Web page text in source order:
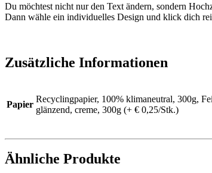
Du möchtest nicht nur den Text ändern, sondern
Dann wähle ein individuelles Design und klick dich
Zusätzliche Informationen
Papier
Recyclingpapier, 100% klimaneutral, 300g,
glänzend, creme, 300g (+ € 0,25/Stk.)
Ähnliche Produkte